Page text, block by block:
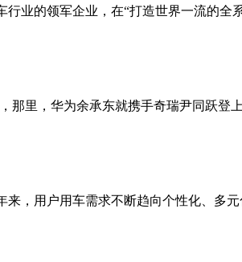
业的领军企业，在“打造世界一流的全
那里，华为余承东就携手奇瑞尹同跃登
，用户用车需求不断趋向个性化、多